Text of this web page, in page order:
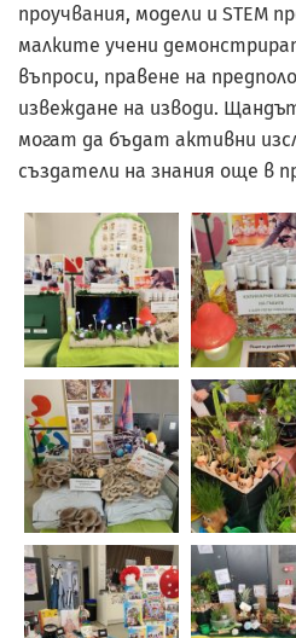
проучвания, модели и STEM
малките учени
въпроси, правене на
извеждане на изводи.
могат да бъдат активни
създатели на знания още в